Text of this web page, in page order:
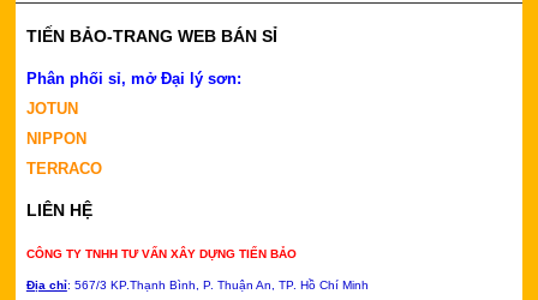
TIẾN BẢO-TRANG WEB BÁN SỈ
Phân phối sỉ, mở Đại lý sơn:
JOTUN
NIPPON
TERRACO
LIÊN HỆ
CÔNG TY TNHH TƯ VẤN XÂY DỰNG TIẾN BẢO
Địa chỉ: 567/3 KP.Thạnh Bình, P. Thuận An, TP. Hồ Chí Minh